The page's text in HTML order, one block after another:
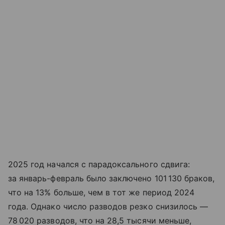
2025 год начался с парадоксального сдвига:
за январь-февраль было заключено 101 130 браков,
что на 13% больше, чем в тот же период 2024
года. Однако число разводов резко снизилось —
78 020 разводов, что на 28,5 тысячи меньше,